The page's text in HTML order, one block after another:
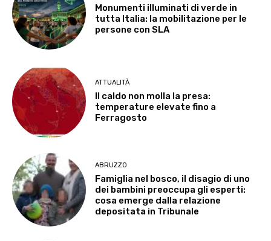
Monumenti illuminati di verde in
tutta Italia: la mobilitazione per le
persone con SLA
ATTUALITÀ
Il caldo non molla la presa:
temperature elevate fino a
Ferragosto
ABRUZZO
Famiglia nel bosco, il disagio di uno
dei bambini preoccupa gli esperti:
cosa emerge dalla relazione
depositata in Tribunale